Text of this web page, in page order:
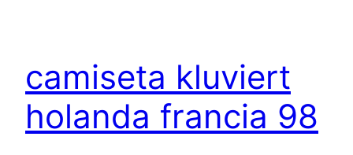
camiseta kluviert
holanda francia 98